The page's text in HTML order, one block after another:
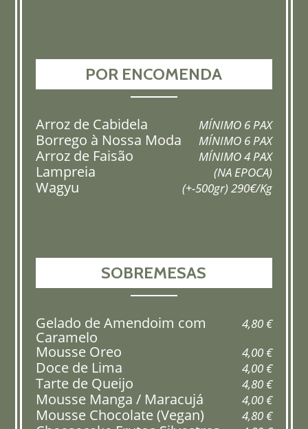
POR ENCOMENDA
Arroz de Cabidela MÍNIMO 6 PAX
Borrego à Nossa Moda MÍNIMO 6 PAX
Arroz de Faisão MÍNIMO 4 PAX
Lampreia (NA EPOCA)
Wagyu (+-500gr) 290€/Kg
SOBREMESAS
Gelado de Amendoim com
Caramelo
4,80 €
Mousse Oreo 4,00 €
Doce de Lima 4,00 €
Tarte de Queijo 4,80 €
Mousse Manga / Maracujá 4,00 €
Mousse Chocolate (Vegan) 4,80 €